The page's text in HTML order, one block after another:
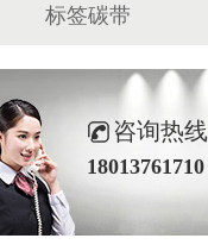
标签碳带
咨询热线
18013761710